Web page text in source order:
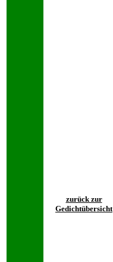
zurück zur
Gedichtübersicht